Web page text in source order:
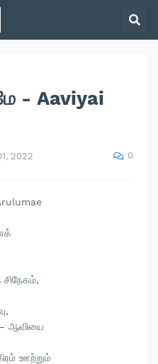
- Aaviyai
2022 0
– ஆவியை
ஊற்றும்